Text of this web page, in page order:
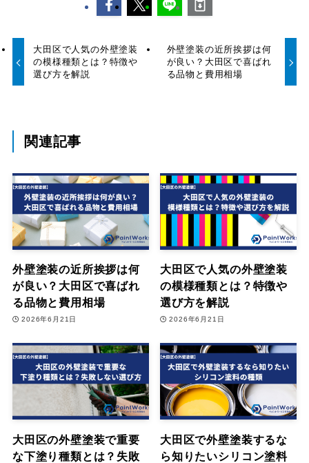
大田区で人気の外壁塗装
の模様種類とは？特徴や
選び方を解説
外壁塗装の近所挨拶は何
が良い？大田区で喜ばれ
る品物と費用相場
関連記事
外壁塗装の近所挨拶は何
が良い？大田区で喜ばれ
る品物と費用相場
2026年6月21日
大田区で人気の外壁塗装
の模様種類とは？特徴や
選び方を解説
2026年6月21日
大田区の外壁塗装で重要
な下塗り種類とは？失敗
大田区で外壁塗装するな
ら知りたいシリコン塗料